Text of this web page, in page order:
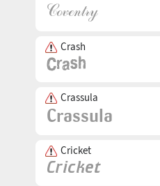
Crash
Crassula
Cricket